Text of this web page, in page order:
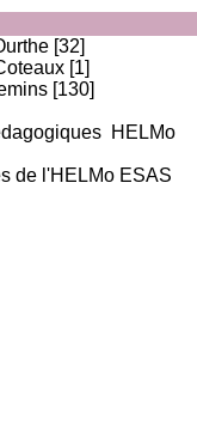
[32]
[1]
[130]
HELMo
de l'HELMo ESAS